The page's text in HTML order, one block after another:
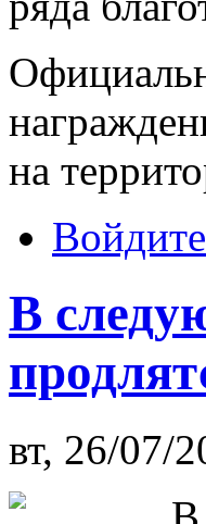
на
В
вт, 26/07/